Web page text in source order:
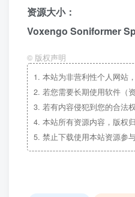
资源大小：
Voxengo Soniformer
© 版权声明
1. 本站为非营利性个人网站
2. 若您需要长期使用软件（
3. 若有内容侵犯到您的合法
4. 本站所有资源内容，版权
5. 禁止下载使用本站资源参